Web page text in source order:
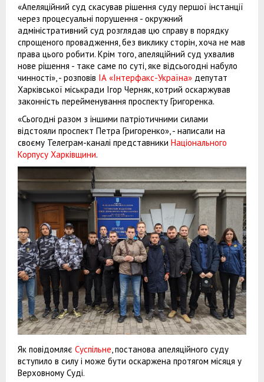
«Апеляційний суд скасував рішення суду першої інстанції
через процесуальні порушення - окружний
адміністративний суд розглядав цю справу в порядку
спрощеного провадження, без виклику сторін, хоча не мав
права цього робити. Крім того, апеляційний суд ухвалив
нове рішення - таке саме по суті, яке відсьогодні набуло
чинності», - розповів ІА «Інтерфакс-Україна» депутат
Харківської міськради Ігор Черняк, котрий оскаржував
законність перейменування проспекту Григоренка.
«Сьогодні разом з іншими патріотичними силами
відстояли проспект Петра Григоренко», - написали на
своєму Телеграм-каналі представники Національного
Корпусу Харківщини.
Як повідомляє Суспільне, постанова апеляційного суду
вступило в силу і може бути оскаржена протягом місяця у
Верховному Суді.